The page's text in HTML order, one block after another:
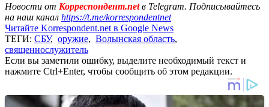
Новости от Корреспондент.netв Telegram. Подписывайтесь
на наш канал https://t.me/korrespondentnet
Читайте Korrespondent.net в Google News
ТЕГИ: СБУ, оружие, Волынская область,
священнослужитель
Если вы заметили ошибку, выделите необходимый текст и
нажмите Ctrl+Enter, чтобы сообщить об этом редакции.